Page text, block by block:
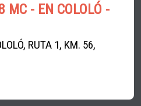
MC - EN COLOLÓ -
RUTA 1, KM. 56,